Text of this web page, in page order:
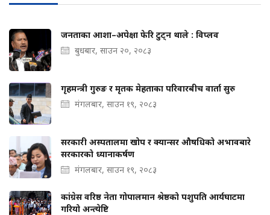
जनताका आशा–अपेक्षा फेरि टुट्न थाले : विप्लव
बुधबार, साउन २०, २०८३
गृहमन्त्री गुरुङ र मृतक मेहताका परिवारबीच वार्ता सुरु
मंगलबार, साउन १९, २०८३
सरकारी अस्पतालमा खोप र क्यान्सर औषधिको अभावबारे
सरकारको ध्यानाकर्षण
मंगलबार, साउन १९, २०८३
कांग्रेस वरिष्ठ नेता गोपालमान श्रेष्ठको पशुपति आर्यघाटमा
गरियो अन्त्येष्टि